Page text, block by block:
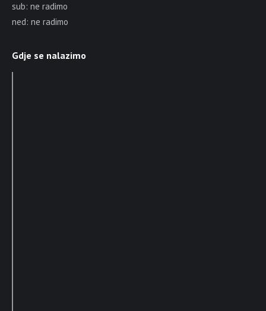
sub: ne radimo
ned: ne radimo
Gdje se nalazimo